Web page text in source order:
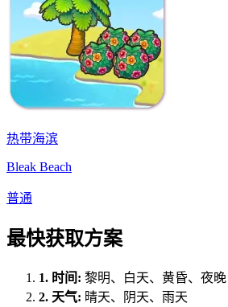
热带海滨
Bleak Beach
普通
最快获取方案
1. 时间 : 黎明、白天、黄昏、夜晚
2. 天气: 晴天、阴天、雨天